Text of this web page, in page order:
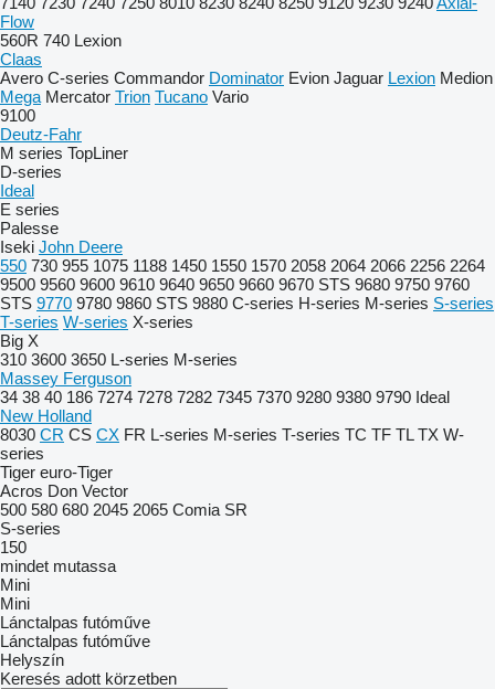
Flow
560R 740 Lexion
Claas
Avero C-series Commandor Dominator Evion Jaguar Lexion Medion
Mega Mercator Trion Tucano Vario
9100
Deutz-Fahr
M series TopLiner
D-series
Ideal
E series
Palesse
Iseki John Deere
550 730 955 1075 1188 1450 1550 1570 2058 2064 2066 2256 2264
9500 9560 9600 9610 9640 9650 9660 9670 STS 9680 9750 9760
STS 9770 9780 9860 STS 9880 C-series H-series M-series S-series
T-series W-series X-series
Big X
310 3600 3650 L-series M-series
Massey Ferguson
34 38 40 186 7274 7278 7282 7345 7370 9280 9380 9790 Ideal
New Holland
8030 CR CS CX FR L-series M-series T-series TC TF TL TX W-
series
Tiger euro-Tiger
Acros Don Vector
500 580 680 2045 2065 Comia SR
S-series
150
mindet mutassa
Mini
Mini
Lánctalpas futóműve
Lánctalpas futóműve
Helyszín
Keresés adott körzetben